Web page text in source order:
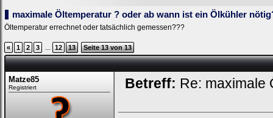
maximale Öltemperatur ? oder ab wann ist ein Ölkühler
Öltemperatur errechnet oder tatsächlich gemessen???
« 1 2 3 ... 12 13 Seite 13 von 13
Matze85
Registriert Betreff: Re: maximale